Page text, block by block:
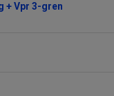
+ Vpr 3-gren